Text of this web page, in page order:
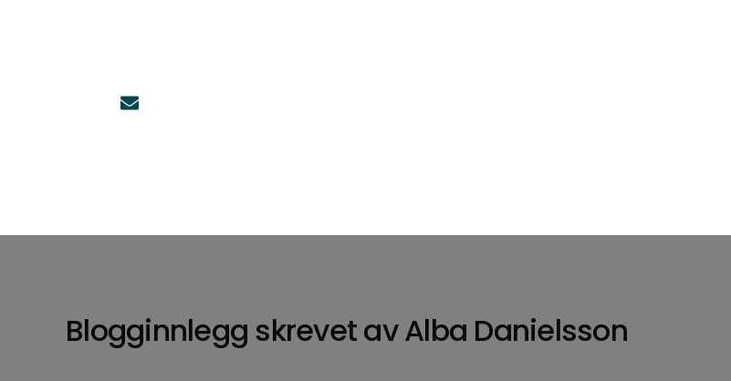
Blogginnlegg skrevet avAlba Danielsson